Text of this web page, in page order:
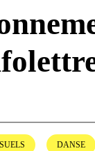
DANSE